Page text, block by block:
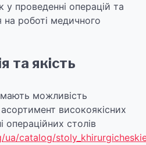
проведенні операцій та
на роботі медичного
та якість
можливість
високоякісних
операційних столів
catalog/